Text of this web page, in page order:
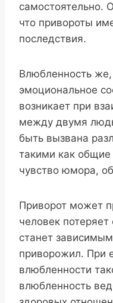
самостоятельно.
что привороты
последствия.
Влюбленность
эмоциональное
возникает при
между двумя
быть вызвана
такими как
чувство юмора,
Приворот может
человек
станет
приворожил. При
влюбленности
влюбленность